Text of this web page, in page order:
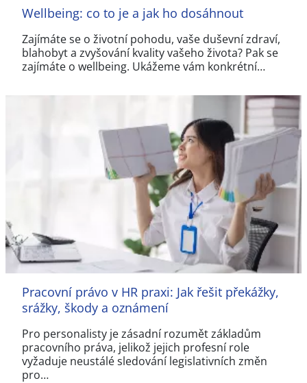
Wellbeing: co to je a jak ho dosáhnout
Zajímáte se o životní pohodu, vaše duševní zdraví,
blahobyt a zvyšování kvality vašeho života? Pak se
zajímáte o wellbeing. Ukážeme vám konkrétní…
Pracovní právo v HR praxi: Jak řešit překážky,
srážky, škody a oznámení
Pro personalisty je zásadní rozumět základům
pracovního práva, jelikož jejich profesní role
vyžaduje neustálé sledování legislativních změn
pro…